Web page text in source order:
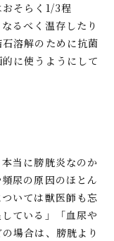
そらく1/3程
るべく温存したり
溶解のために抗菌
に使うようにして
当に膀胱炎なのか
尿の原因のほとん
いては獣医師も忘
ている」「血尿や
場合は、膀胱より